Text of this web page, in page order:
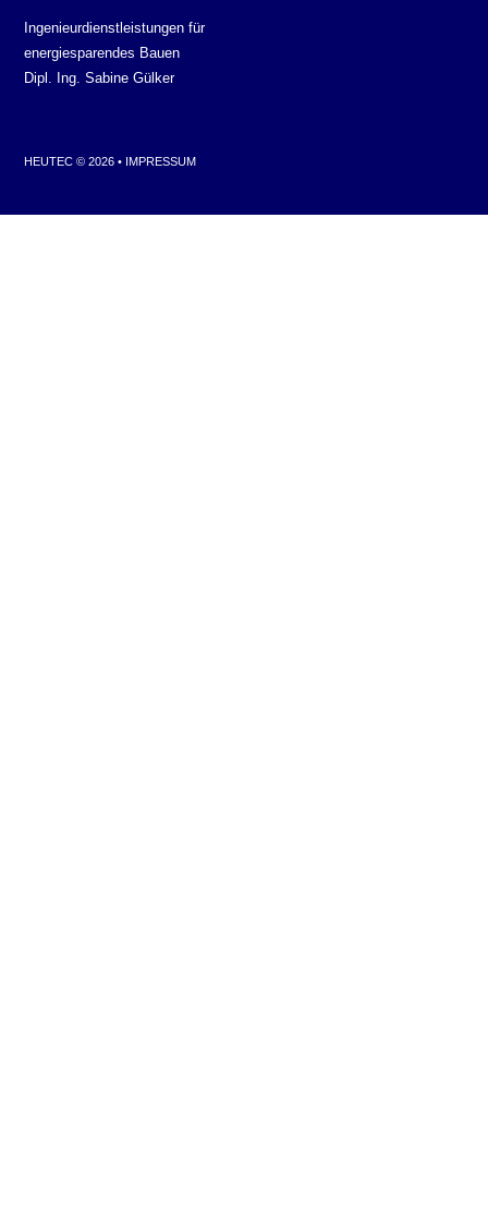
Ingenieurdienstleistungen für
energiesparendes Bauen
Dipl. Ing. Sabine Gülker
HEUTEC © 2026 • IMPRESSUM